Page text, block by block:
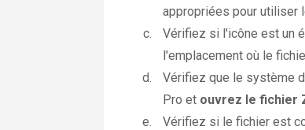
appropriées pour utiliser
Vérifiez si l'icône est un
l'emplacement où le
Vérifiez que le système
Pro et ouvrez le fichier
Vérifiez si le fichier est